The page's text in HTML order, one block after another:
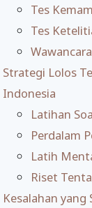
Tes
Tes
Strategi Lolos
Indonesia
Latihan
Perdalam
Latih
Riset
Kesalahan yang